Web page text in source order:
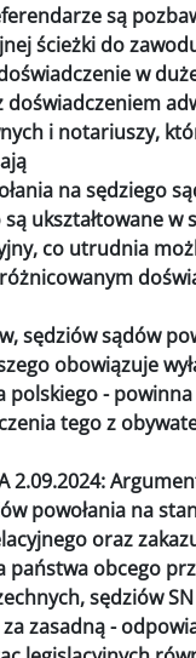
są
ścieżki do
w
doświadczeniem
i notariuszy,
na sędziego
ukształtowane w
co utrudnia
sędziów sądów
obowiązuje
polskiego - powinna
tego z
2.09.2024:
powołania na
oraz
państwa obcego
sędziów
zasadną -